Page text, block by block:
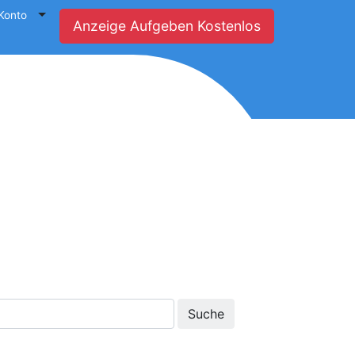
Anzeige Aufgeben Kostenlos
Suche